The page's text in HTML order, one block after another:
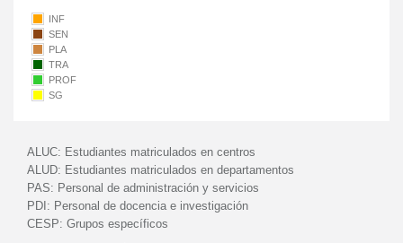
INF
SEN
PLA
TRA
PROF
SG
ALUC: Estudiantes matriculados en centros
ALUD: Estudiantes matriculados en departamentos
PAS: Personal de administración y servicios
PDI: Personal de docencia e investigación
CESP: Grupos específicos